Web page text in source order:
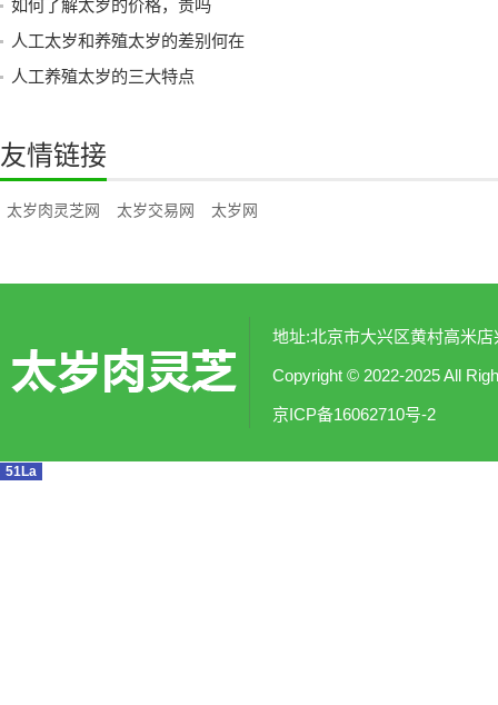
如何了解太岁的价格，贵吗
人工太岁和养殖太岁的差别何在
人工养殖太岁的三大特点
友情链接
太岁肉灵芝网 太岁交易网 太岁网
地址:北京市大兴区黄村高米
Copyright © 2022-2025 All
京ICP备16062710号-2
51La